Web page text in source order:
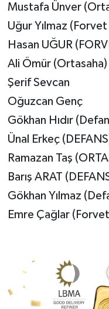
Mustafa Ünver
Uğur Yılmaz (Forvet
Hasan UĞUR
Ali Ömür (Ortasaha)
Şerif Sevcan
Oğuzcan Genç
Gökhan Hıdır
Ünal Erkeç
Ramazan Taş
Barış ARAT
Gökhan Yılmaz
Emre Çağlar